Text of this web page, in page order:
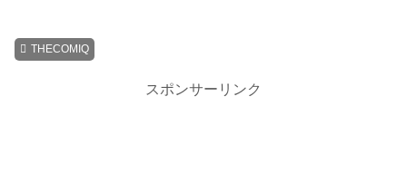
THECOMIQ
スポンサーリンク